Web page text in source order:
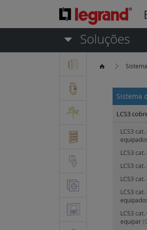
Soluções
Sistema
LCS3
LCS3
LCS3
LCS3
LCS3
LCS3
LCS3
equipar